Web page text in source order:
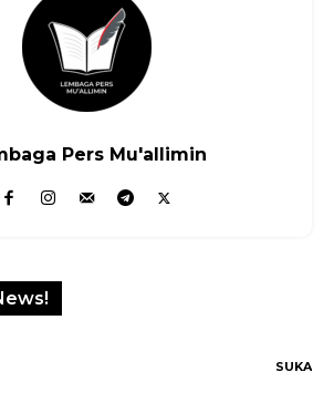
Pers Mu'allimin
SUKA